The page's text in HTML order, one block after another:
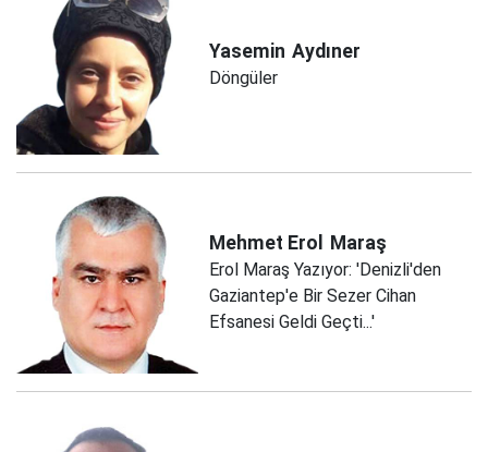
Yasemin Aydıner
Döngüler
Mehmet Erol Maraş
Erol Maraş Yazıyor: 'Denizli'den
Gaziantep'e Bir Sezer Cihan
Efsanesi Geldi Geçti...'